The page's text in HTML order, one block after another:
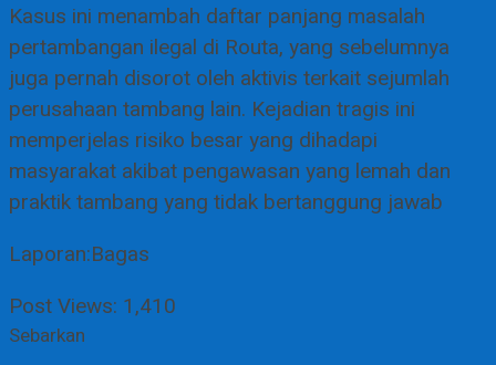
Kasus ini menambah daftar panjang masalah
pertambangan ilegal di Routa, yang sebelumnya
juga pernah disorot oleh aktivis terkait sejumlah
perusahaan tambang lain. Kejadian tragis ini
memperjelas risiko besar yang dihadapi
masyarakat akibat pengawasan yang lemah dan
praktik tambang yang tidak bertanggung jawab
Laporan:Bagas
Post Views: 1,410
Sebarkan